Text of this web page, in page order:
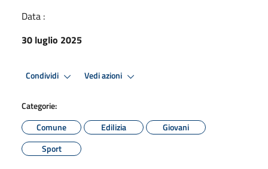
Data :
30 luglio 2025
Condividi Vedi azioni
Categorie:
Comune
Edilizia
Giovani
Sport